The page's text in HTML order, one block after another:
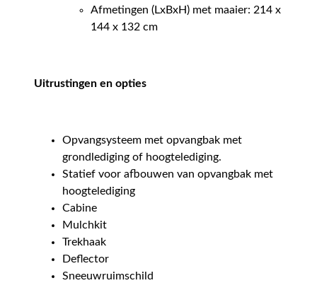
Afmetingen (LxBxH) met maaier: 214 x
144 x 132 cm
Uitrustingen en opties
Opvangsysteem met opvangbak met
grondlediging of hoogtelediging.
Statief voor afbouwen van opvangbak met
hoogtelediging
Cabine
Mulchkit
Trekhaak
Deflector
Sneeuwruimschild